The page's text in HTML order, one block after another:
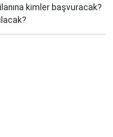
kimler başvuracak?